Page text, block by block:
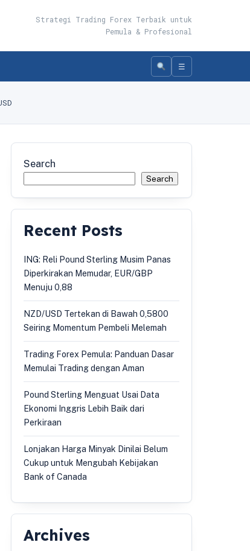
Strategi Trading Forex Terbaik untuk
Pemula & Profesional
☰
Search
Search
Recent Posts
ING: Reli Pound Sterling Musim Panas
Diperkirakan Memudar, EUR/GBP
Menuju 0,88
NZD/USD Tertekan di Bawah 0,5800
Seiring Momentum Pembeli Melemah
Trading Forex Pemula: Panduan Dasar
Memulai Trading dengan Aman
Pound Sterling Menguat Usai Data
Ekonomi Inggris Lebih Baik dari
Perkiraan
Lonjakan Harga Minyak Dinilai Belum
Cukup untuk Mengubah Kebijakan
Bank of Canada
Archives